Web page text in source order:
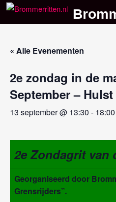
Skip
« Alle Evenementen
2e zondag in de
September – Hulst
13 september @ 13:30 - 18:00
2e Zondagrit van
Georganiseerd door
Grensrijders”.